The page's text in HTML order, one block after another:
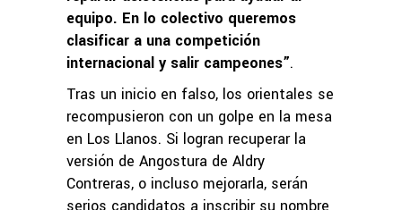
equipo. En lo colectivo queremos
clasificar a una competición
internacional y salir campeones”.
Tras un inicio en falso, los orientales se
recompusieron con un golpe en la mesa
en Los Llanos. Si logran recuperar la
versión de Angostura de Aldry
Contreras, o incluso mejorarla, serán
serios candidatos a inscribir su nombre